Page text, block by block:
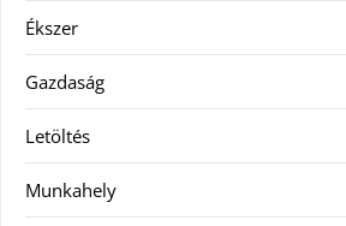
Ékszer
Gazdaság
Letöltés
Munkahely